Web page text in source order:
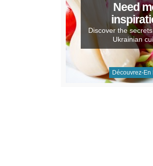
Need
Discover the
Ukrainian
Découvrez-En